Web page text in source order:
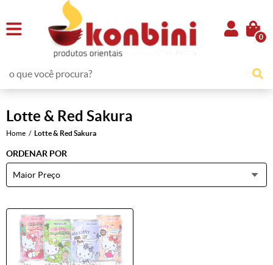
0
Lotte & Red Sakura
Home Lotte & Red Sakura
ORDENAR POR
Maior Preço